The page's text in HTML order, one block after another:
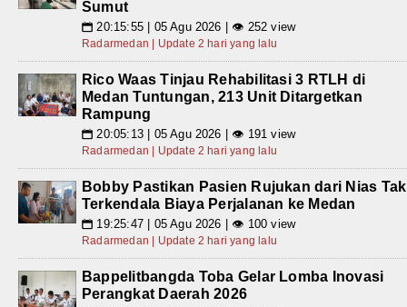
Sumut
📅 20:15:55 | 05 Agu 2026 | 👁 252 view
Radarmedan | Update 2 hari yang lalu
Rico Waas Tinjau Rehabilitasi 3 RTLH di
Medan Tuntungan, 213 Unit Ditargetkan
Rampung
📅 20:05:13 | 05 Agu 2026 | 👁 191 view
Radarmedan | Update 2 hari yang lalu
Bobby Pastikan Pasien Rujukan dari Nias Tak
Terkendala Biaya Perjalanan ke Medan
📅 19:25:47 | 05 Agu 2026 | 👁 100 view
Radarmedan | Update 2 hari yang lalu
Bappelitbangda Toba Gelar Lomba Inovasi
Perangkat Daerah 2026